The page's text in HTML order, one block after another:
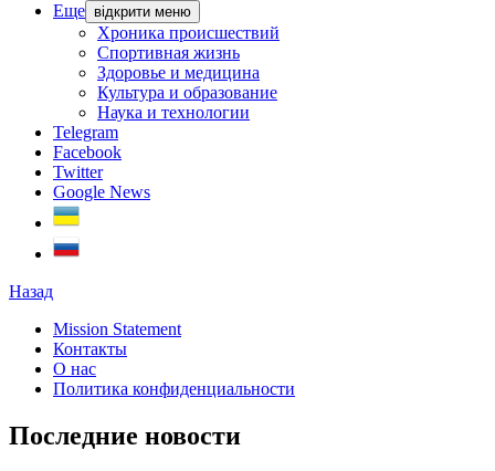
Еще відкрити меню
Хроника происшествий
Спортивная жизнь
Здоровье и медицина
Культура и образование
Наука и технологии
Telegram
Facebook
Twitter
Google News
Назад
Mission Statement
Контакты
О нас
Политика конфиденциальности
Последние новости